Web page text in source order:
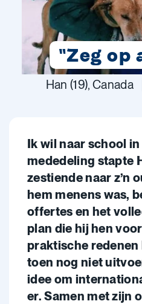
"Zeg op
Han (19), Canada
Ik wil naar school
mededeling stapte
zestiende naar z’n
hem menens was,
offertes en het
plan die hij hen
praktische redenen
toen nog niet
idee om
er. Samen met zijn